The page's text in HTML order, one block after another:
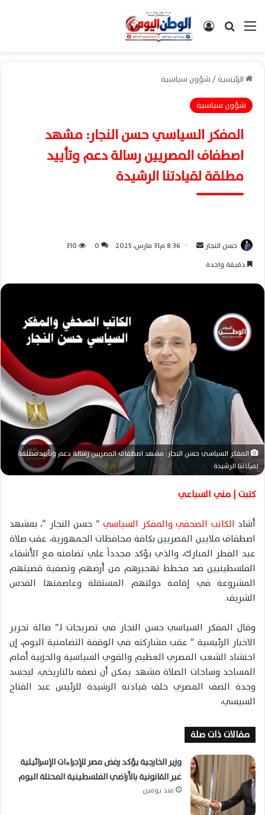
القائمةبحث عن تسجيل الدخول
الرئيسية/شؤون سياسية
شؤون سياسية
المفكر السياسي حسن النجار: مشهد
اصطفاف المصريين رسالة دعم وتأييد
مطلقة لقيادتنا الرشيدة
حسن النجار
د
ا
إ
و
ن
ي
8:36 م31 مارس، 2025 0
310
دقيقة واحدة
المفكر السياسي حسن النجار: مشهد اصطفاف المصريين رسالة دعم وتأييد مطلقة
لقيادتنا الرشيدة
كتبت | مني السباعي
أشاد الكاتب الصحفي والمفكر السياسي” حسن النجار “، بمشهد
اصطفاف ملايين المصريين بكافة محافظات الجمهورية، عقب صلاة
عيد الفطر المبارك، والذي يؤكد مجدداً علي تضامنه مع الأشقاء
الفلسطينيين ضد مخطط تهجيرهم من أرضهم وتصفية قضيتهم
المشروعة في إقامة دولتهم المستقلة وعاصمتها القدس
الشريف.
وقال المفكر السياسي حسن النجار في تصريحات لـ” صالة تحرير
الاخبار الرئيسية ” عقب مشاركته في الوقفة التضامنية اليوم، إن
احتشاد الشعب المصري العظيم والقوي السياسية والحزبية أمام
المساجد وساحات الصلاة مشهد يمكن أن نصفه بالتاريخي، ليجسد
وحدة الصف المصري خلف قيادته الرشيدة للرئيس عبد الفتاح
السيسي،
مقالات ذات صلة
وزير الخارجية يؤكد رفض مصر للإجراءات الإسرائيلية
غير القانونية بالأراضي الفلسطينية المحتلة اليوم
منذ يومين